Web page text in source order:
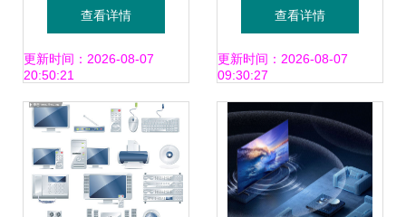
展 家用视听设备掀
起智能与交互新浪
潮
查看详情
更新时间：2026-08-07
20:50:21
汽车 三部门公布最
新进展 家用视听设
备迎来换代升级潮
查看详情
更新时间：2026-08-07
09:30:27